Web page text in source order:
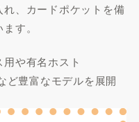
、カードポケットを備
す。
や有名ホスト
ど豊富なモデルを展開